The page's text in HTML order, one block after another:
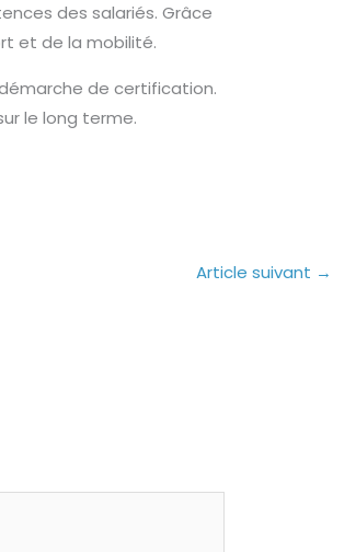
des salariés. Grâce
et de la mobilité.
de certification.
le long terme.
Article suivant →